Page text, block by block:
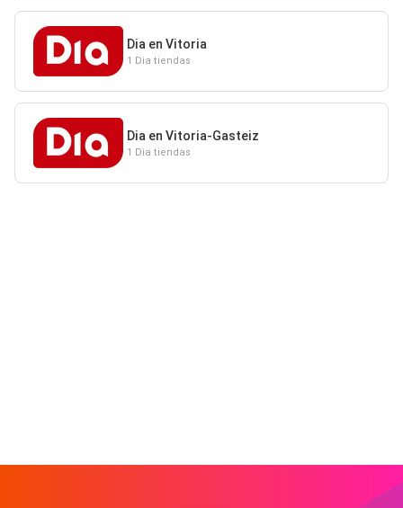
Dia en Vitoria
1 Dia tiendas
Dia en Vitoria-Gasteiz
1 Dia tiendas